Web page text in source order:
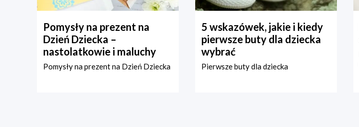
Pomysły na prezent na
Dzień Dziecka –
nastolatkowie i maluchy
Pomysły na prezent na Dzień Dziecka
5 wskazówek, jakie i kiedy
pierwsze buty dla dziecka
wybrać
Pierwsze buty dla dziecka